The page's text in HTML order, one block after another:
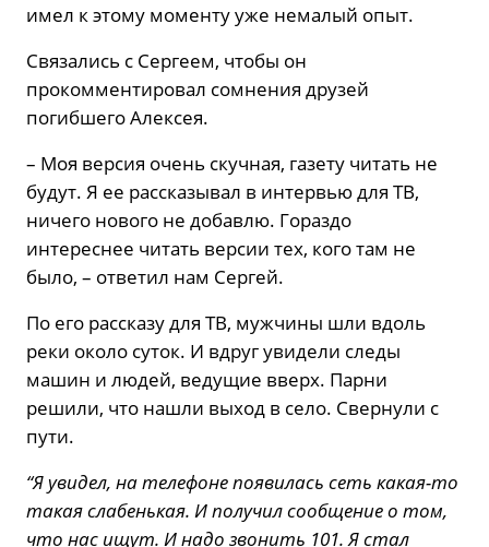
имел к этому моменту уже немалый опыт.
Связались с Сергеем, чтобы он
прокомментировал сомнения друзей
погибшего Алексея.
– Моя версия очень скучная, газету читать не
будут. Я ее рассказывал в интервью для ТВ,
ничего нового не добавлю. Гораздо
интереснее читать версии тех, кого там не
было, – ответил нам Сергей.
По его рассказу для ТВ, мужчины шли вдоль
реки около суток. И вдруг увидели следы
машин и людей, ведущие вверх. Парни
решили, что нашли выход в село. Свернули с
пути.
“Я увидел, на телефоне появилась сеть какая-то
такая слабенькая. И получил сообщение о том,
что нас ищут. И надо звонить 101. Я стал